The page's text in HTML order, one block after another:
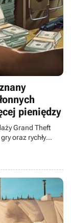
pieniędzy
Grand Theft
oraz rychły